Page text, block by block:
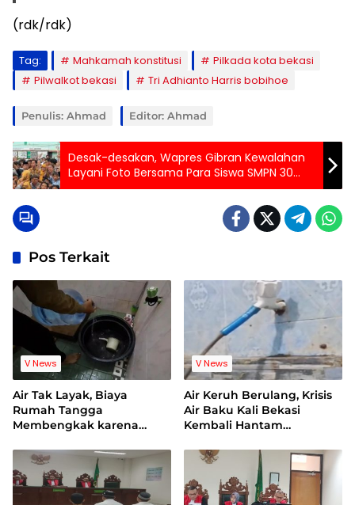
(rdk/rdk)
Tag: Mahkamah konstitusi
Pilkada kota bekasi
Pilwalkot bekasi
Tri Adhianto Harris bobihoe
Penulis: Ahmad Editor: Ahmad
Desak-desakan, Wapres Gibran Kewalahan
Layani Foto Bersama Para Siswa SMPN 30
Kota Bekasi
Pos Terkait
V News
Air Tak Layak, Biaya
Rumah Tangga
Membengkak karena
Bersih
V News
Air Keruh Berulang, Krisis
Air Baku Kali Bekasi
Kembali Hantam